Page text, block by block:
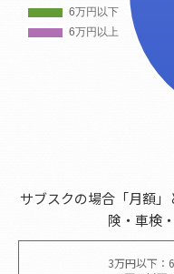
サブスクの場合「月額
険・車検
3万円以下：